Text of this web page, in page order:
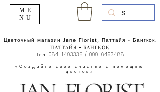
«Создайте своё счастье с помощью
цветов»
Цветочный магазин Jane Florist, Паттайя - Бангкок.
ПАТТАЙЯ - БАНГКОК
Тел. 084-1493335 / 099-6493488
ME
NU